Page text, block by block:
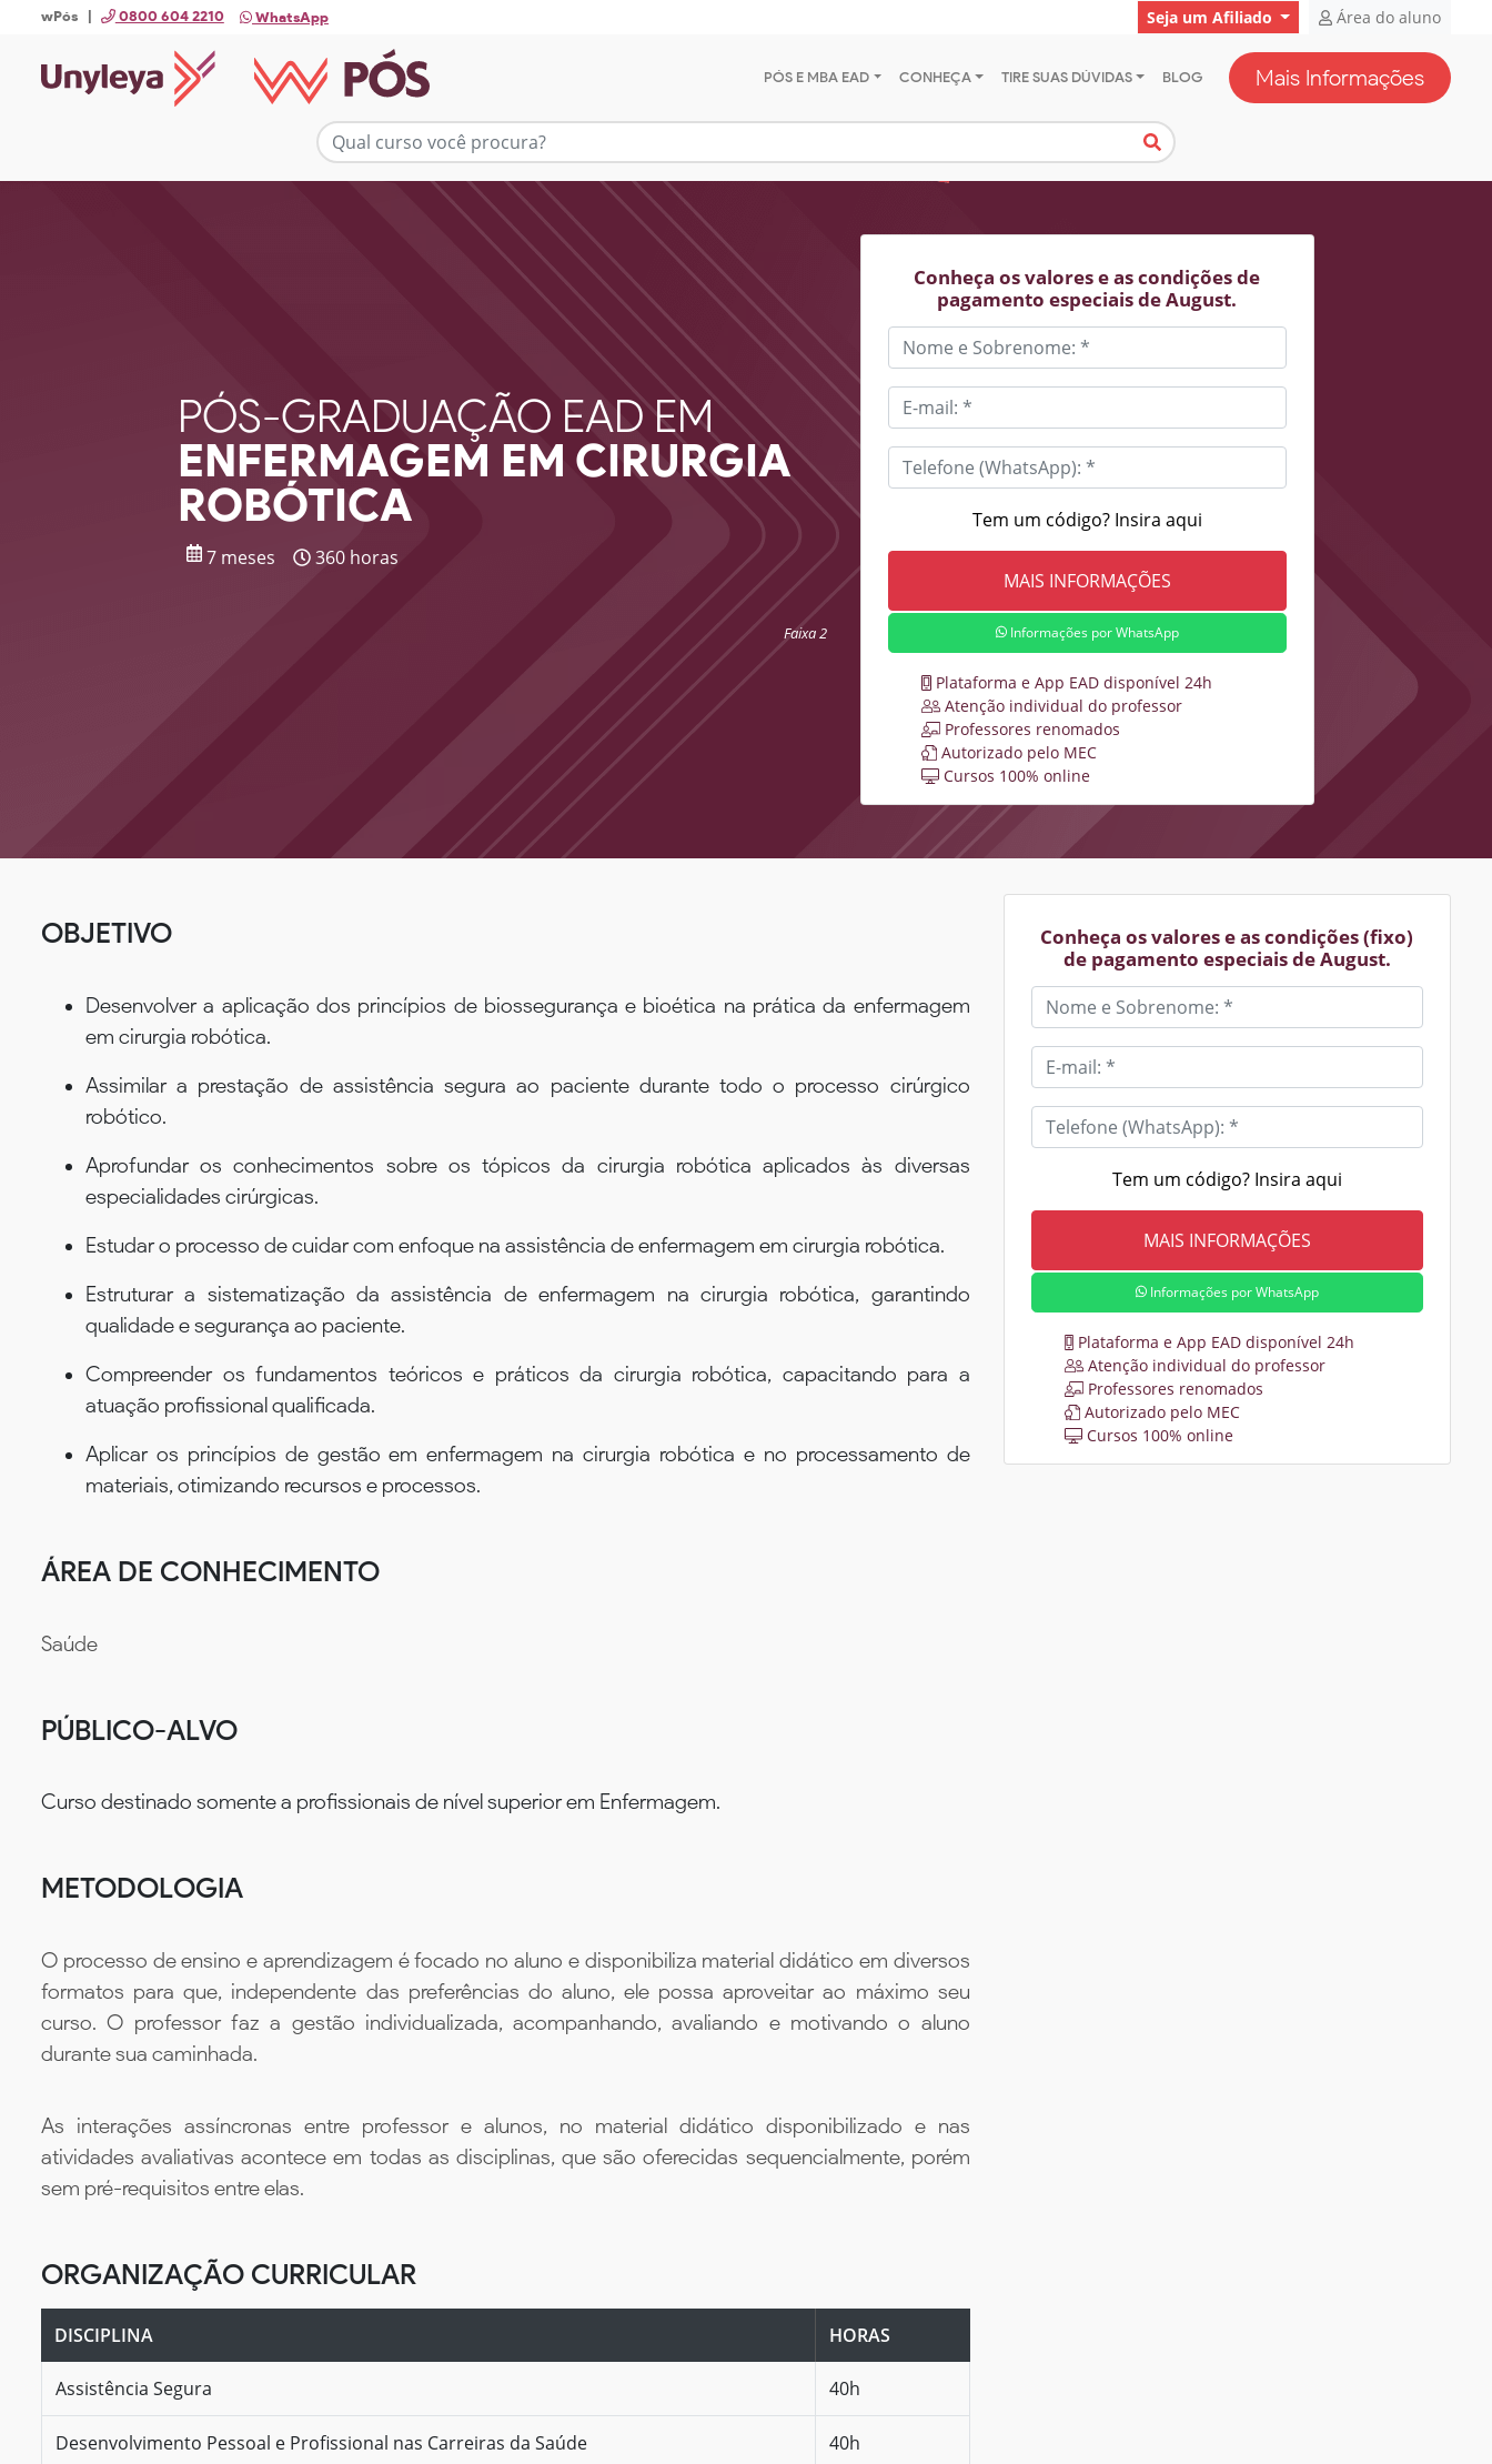
wPós | 0800 604 2210 WhatsApp Seja um Afiliado Área do aluno
PÓS E MBA EAD CONHEÇA TIRE SUAS DÚVIDAS BLOG Mais Informações
PÓS-GRADUAÇÃO EAD EM
ENFERMAGEM EM CIRURGIA
ROBÓTICA
7 meses 360 horas
Faixa 2
Conheça os valores e as condições de
pagamento especiais de August.
Tem um código? Insira aqui
Informações por WhatsApp
Plataforma e App EAD disponível 24h
Atenção individual do professor
Professores renomados
Autorizado pelo MEC
Cursos 100% online
OBJETIVO
Desenvolver a aplicação dos princípios de biossegurança e bioética na prática da enfermagem
em cirurgia robótica.
Assimilar a prestação de assistência segura ao paciente durante todo o processo cirúrgico
robótico.
Aprofundar os conhecimentos sobre os tópicos da cirurgia robótica aplicados às diversas
especialidades cirúrgicas.
Estudar o processo de cuidar com enfoque na assistência de enfermagem em cirurgia robótica.
Estruturar a sistematização da assistência de enfermagem na cirurgia robótica, garantindo
qualidade e segurança ao paciente.
Compreender os fundamentos teóricos e práticos da cirurgia robótica, capacitando para a
atuação profissional qualificada.
Aplicar os princípios de gestão em enfermagem na cirurgia robótica e no processamento de
materiais, otimizando recursos e processos.
ÁREA DE CONHECIMENTO
Saúde
PÚBLICO-ALVO
Curso destinado somente a profissionais de nível superior em Enfermagem.
METODOLOGIA
O processo de ensino e aprendizagem é focado no aluno e disponibiliza material didático em diversos
formatos para que, independente das preferências do aluno, ele possa aproveitar ao máximo seu
curso. O professor faz a gestão individualizada, acompanhando, avaliando e motivando o aluno
durante sua caminhada.
As interações assíncronas entre professor e alunos, no material didático disponibilizado e nas
atividades avaliativas acontece em todas as disciplinas, que são oferecidas sequencialmente, porém
sem pré-requisitos entre elas.
ORGANIZAÇÃO CURRICULAR
DISCIPLINA HORAS
Assistência Segura 40h
Desenvolvimento Pessoal e Profissional nas Carreiras da Saúde 40h
Conheça os valores e as condições (fixo)
de pagamento especiais de August.
Tem um código? Insira aqui
Informações por WhatsApp
Plataforma e App EAD disponível 24h
Atenção individual do professor
Professores renomados
Autorizado pelo MEC
Cursos 100% online